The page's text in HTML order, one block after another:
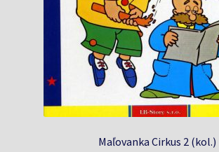
Maľovanka Cirkus 2 (kol.)